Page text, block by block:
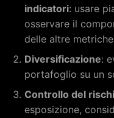
indicatori: usare
osservare il
delle altre
Diversificazione:
portafoglio su un
Controllo del
esposizione,